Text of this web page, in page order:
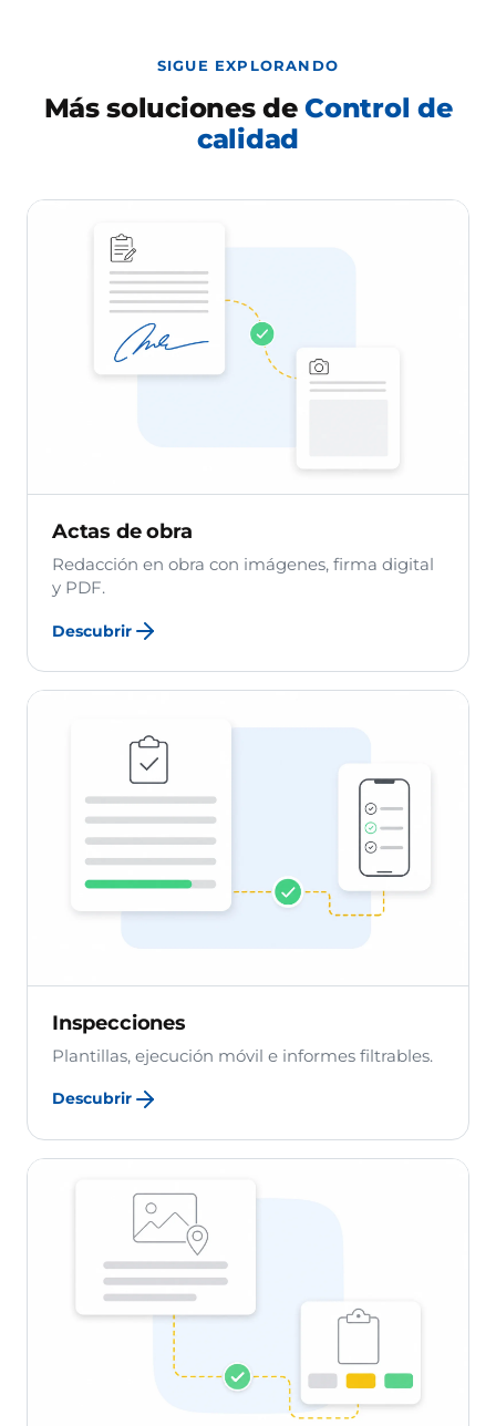
SIGUE EXPLORANDO
Más soluciones deControl de
calidad
Actas de obra
Redacción en obra con imágenes, firma digital
y PDF.
Descubrir
Inspecciones
Plantillas, ejecución móvil e informes filtrables.
Descubrir